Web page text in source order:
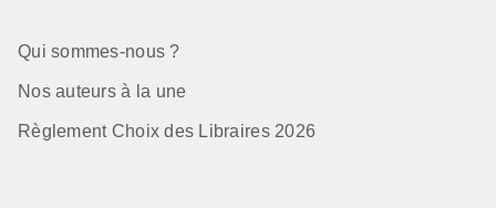
Qui sommes-nous ?
Nos auteurs à la une
Règlement Choix des Libraires 2026